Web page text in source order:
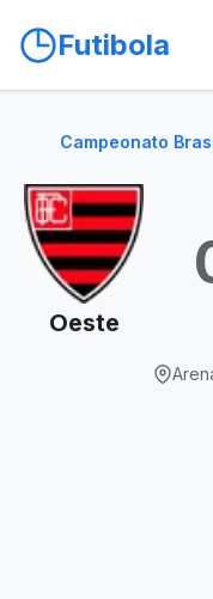
Futibola
Campeonato
Oeste